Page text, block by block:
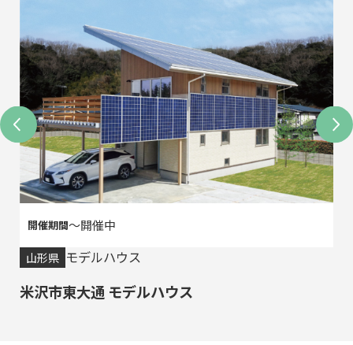
〜開催中
山形県 モデルハウス
米沢市東大通 モデルハウス